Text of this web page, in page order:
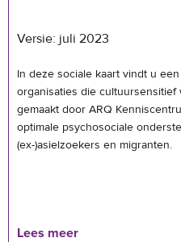
Versie: juli 2023
In deze sociale kaart vindt u
organisaties die cultuursensitief
gemaakt door ARQ
optimale psychosociale
(ex-)asielzoekers en migranten.
Lees meer